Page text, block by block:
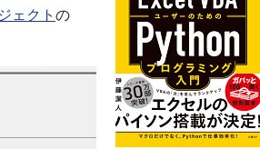
ェクト の